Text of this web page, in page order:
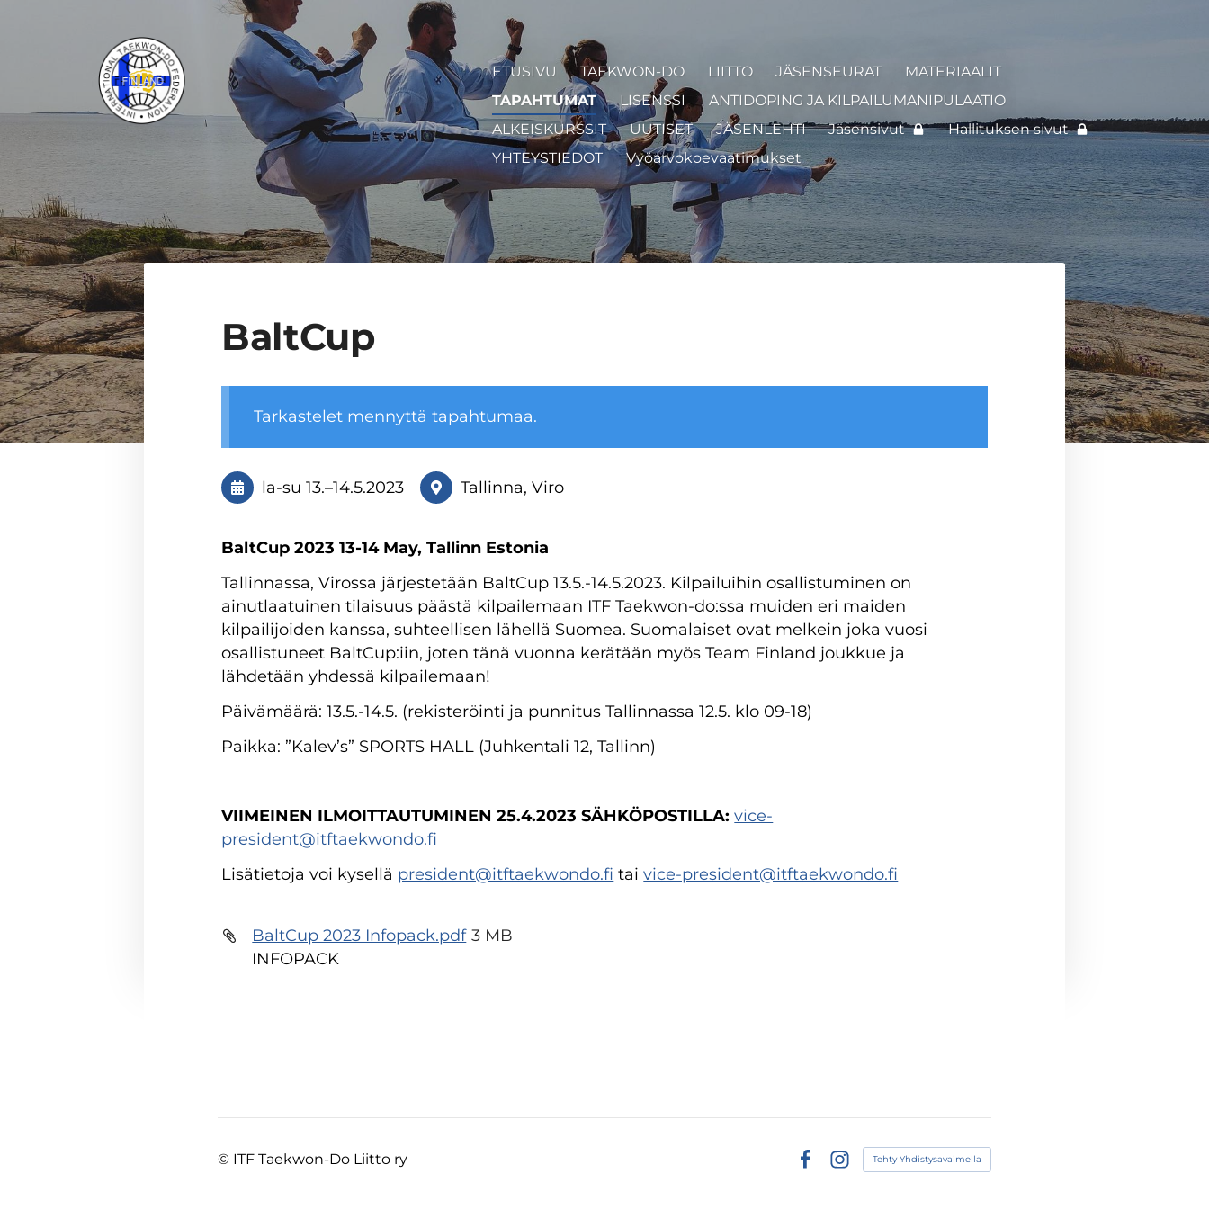
ITF Taekwon-do Liitto ry
ETUSIVU TAEKWON-DO LIITTO JÄSENSEURAT
MATERIAALIT
TAPAHTUMAT
LISENSSI
ANTIDOPING JA KILPAILUMANIPULAATIO
ALKEISKURSSIT
UUTISET JÄSENLEHTI Jäsensivut
Hallituksen sivut
YHTEYSTIEDOT
Vyöarvokoevaatimukset
BaltCup
Tarkastelet mennyttä tapahtumaa.
la-su13.–14.5.2023 Tallinna, Viro
BaltCup 2023 13-14 May, Tallinn Estonia
Tallinnassa, Virossa järjestetään BaltCup 13.5.-14.5.2023. Kilpailuihin osallistuminen on
ainutlaatuinen tilaisuus päästä kilpailemaan ITF Taekwon-do:ssa muiden eri maiden
kilpailijoiden kanssa, suhteellisen lähellä Suomea. Suomalaiset ovat melkein joka vuosi
osallistuneet BaltCup:iin, joten tänä vuonna kerätään myös Team Finland joukkue ja
lähdetään yhdessä kilpailemaan!
Päivämäärä: 13.5.-14.5. (rekisteröinti ja punnitus Tallinnassa 12.5. klo 09-18)
Paikka: ”Kalev’s” SPORTS HALL (Juhkentali 12, Tallinn)
VIIMEINEN ILMOITTAUTUMINEN 25.4.2023 SÄHKÖPOSTILLA:vice-
president@itftaekwondo.fi
Lisätietoja voi kysellä president@itftaekwondo.fi taivice-president@itftaekwondo.fi
BaltCup 2023 Infopack.pdf 3 MB
INFOPACK
© ITF Taekwon-Do Liitto ry
FacebookInstagram
Tehty Yhdistysavaimella